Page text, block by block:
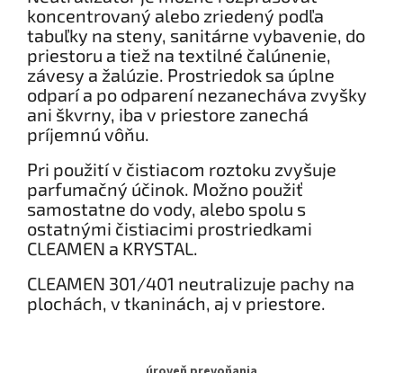
koncentrovaný alebo zriedený podľa
tabuľky na steny, sanitárne vybavenie, do
priestoru a tiež na textilné čalúnenie,
závesy a žalúzie. Prostriedok sa úplne
odparí a po odparení nezanecháva zvyšky
ani škvrny, iba v priestore zanechá
príjemnú vôňu.
Pri použití v čistiacom roztoku zvyšuje
parfumačný účinok. Možno použiť
samostatne do vody, alebo spolu s
ostatnými čistiacimi prostriedkami
CLEAMEN a KRYSTAL.
CLEAMEN 301/401 neutralizuje pachy na
plochách, v tkaninách, aj v priestore.